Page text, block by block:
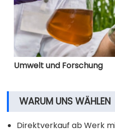
Umwelt und Forschung
WARUM UNS WÄHLEN
Direktverkauf ab Werk